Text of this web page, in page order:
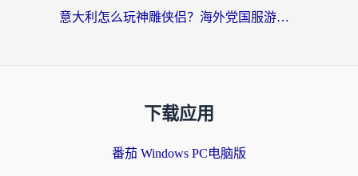
意大利怎么玩神雕侠侣？海外党国服游戏加速终极指南（附欧洲玩王者王国保卫战4不卡技巧）
下载应用
番茄 Windows PC电脑版